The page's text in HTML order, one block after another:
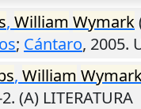
, William Wymark
; Cántaro, 2005.
, William
(A) LITERATURA